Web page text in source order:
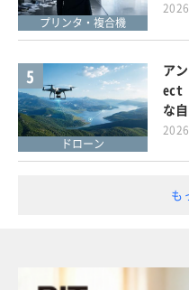
プリンタ・複合機
5
ドローン
ア
ect
な
も